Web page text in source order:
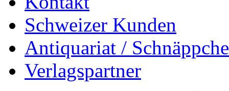
Schweizer Kunden
Antiquariat /
Verlagspartner